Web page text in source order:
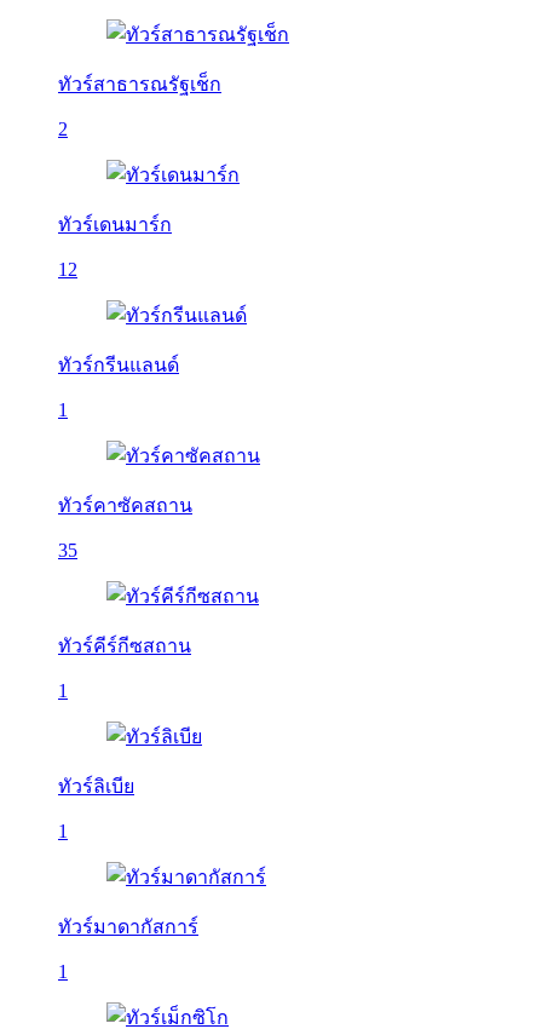
ทัวร์สาธารณรัฐเช็ก
2
ทัวร์เดนมาร์ก
12
ทัวร์กรีนแลนด์
1
ทัวร์คาซัคสถาน
35
ทัวร์คีร์กีซสถาน
1
ทัวร์ลิเบีย
1
ทัวร์มาดากัสการ์
1